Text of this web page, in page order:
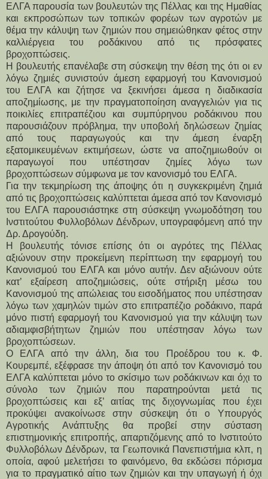
ΕΛΓΑ παρουσία των βουλευτών της Πέλλας και της Ημαθίας
και εκπροσώπων των τοπικών φορέων των αγροτών με
θέμα την κάλυψη των ζημιών που σημειώθηκαν φέτος στην
καλλιέργεια του ροδάκινου από τις πρόσφατες
βροχοπτώσεις.
Η βουλευτής επανέλαβε στη σύσκεψη την θέση της ότι οι εν
λόγω ζημιές συνιστούν άμεση εφαρμογή του Κανονισμού
του ΕΛΓΑ και ζήτησε να ξεκινήσει άμεσα η διαδικασία
αποζημίωσης, με την πραγματοποίηση αναγγελιών για τις
ποικιλίες επιτραπέζιου και συμπύρηνου ροδάκινου που
παρουσιάζουν πρόβλημα, την υποβολή δηλώσεων ζημίας
από τους παραγωγούς και την άμεση έναρξη
εξατομικευμένων εκτιμήσεων, ώστε να αποζημιωθούν οι
παραγωγοί που υπέστησαν ζημίες λόγω των
βροχοπτώσεων σύμφωνα με τον κανονισμό του ΕΛΓΑ.
Για την τεκμηρίωση της άποψης ότι η συγκεκριμένη ζημιά
από τις βροχοπτώσεις καλύπτεται άμεσα από τον Κανονισμό
του ΕΛΓΑ παρουσιάστηκε στη σύσκεψη γνωμοδότηση του
Ινστιτούτου Φυλλοβόλων Δένδρων, υπογραφόμενη από την
Δρ. Δρογούδη.
Η βουλευτής τόνισε επίσης ότι οι αγρότες της Πέλλας
αξιώνουν στην προκείμενη περίπτωση την εφαρμογή του
Κανονισμού του ΕΛΓΑ και μόνο αυτήν. Δεν αξιώνουν ούτε
κατ’ εξαίρεση αποζημιώσεις, ούτε στήριξη μέσω του
Κανονισμού της απώλειας του εισοδήματος που υπέστησαν
λόγω των χαμηλών τιμών στο επιτραπέζιο ροδάκινο, παρά
μόνο πιστή εφαρμογή του Κανονισμού για την κάλυψη των
αδιαμφισβήτητων ζημιών που υπέστησαν λόγω των
βροχοπτώσεων.
Ο ΕΛΓΑ από την άλλη, δια του Προέδρου του κ. Φ.
Κουρεμπέ, εξέφρασε την άποψη ότι από τον Κανονισμό του
ΕΛΓΑ καλύπτεται μόνο το σκίσιμο των ροδάκινων και όχι το
σύνολο των ζημιών που παρατηρούνται μετά τις
βροχοπτώσεις και εξ’ αιτίας της διχογνωμίας που έχει
προκύψει ανακοίνωσε στην σύσκεψη ότι ο Υπουργός
Αγροτικής Ανάπτυξης θα προβεί στην σύσταση
επιστημονικής επιτροπής, απαρτιζόμενης από το Ινστιτούτο
Φυλλοβόλων Δένδρων, τα Γεωπονικά Πανεπιστήμια κλπ, η
οποία, αφού μελετήσει το φαινόμενο, θα εκδώσει πόρισμα
για το πραγματικό αίτιο των ζημιών και την υπαγωγή ή όχι